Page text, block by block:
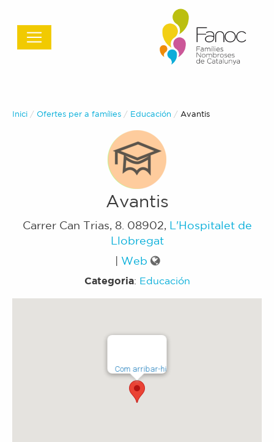
Inici Ofertes per a famílies Educación Actual:
Avantis
Avantis
Carrer Can Trias, 8. 08902, L'Hospitalet de
Llobregat
Web
Categoria: Educación
Com arribar-hi